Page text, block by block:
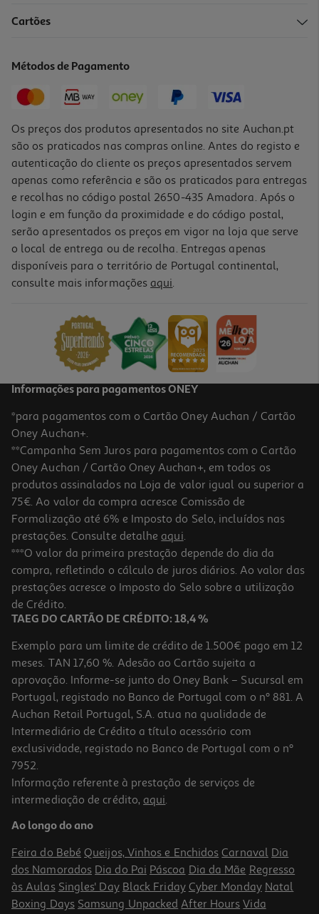
Cartões
Métodos de Pagamento
Os preços dos produtos apresentados no site Auchan.pt
são os praticados nas compras online. Antes do registo e
autenticação do cliente os preços apresentados servem
apenas como referência e são os praticados para entregas
e recolhas no código postal 2650-435 Amadora. Após o
login e em função da proximidade e do código postal,
serão apresentados os preços em vigor na loja que serve
o local de entrega ou de recolha. Entregas apenas
disponíveis para o território de Portugal continental,
consulte mais informações aqui.
Informações para pagamentos ONEY
*para pagamentos com o Cartão Oney Auchan / Cartão
Oney Auchan+.
**Campanha Sem Juros para pagamentos com o Cartão
Oney Auchan / Cartão Oney Auchan+, em todos os
produtos assinalados na Loja de valor igual ou superior a
75€. Ao valor da compra acresce Comissão de
Formalização até 6% e Imposto do Selo, incluídos nas
prestações. Consulte detalhe aqui.
***O valor da primeira prestação depende do dia da
compra, refletindo o cálculo de juros diários. Ao valor das
prestações acresce o Imposto do Selo sobre a utilização
de Crédito.
TAEG DO CARTÃO DE CRÉDITO: 18,4 %
Exemplo para um limite de crédito de 1.500€ pago em 12
meses. TAN 17,60 %. Adesão ao Cartão sujeita a
aprovação. Informe-se junto do Oney Bank – Sucursal em
Portugal, registado no Banco de Portugal com o nº 881. A
Auchan Retail Portugal, S.A. atua na qualidade de
Intermediário de Crédito a título acessório com
exclusividade, registado no Banco de Portugal com o nº
7952.
Informação referente à prestação de serviços de
intermediação de crédito, aqui.
Ao longo do ano
Feira do Bebé Queijos, Vinhos e Enchidos Carnaval Dia
dos Namorados Dia do Pai Páscoa Dia da Mãe Regresso
às Aulas Singles' Day Black Friday Cyber Monday Natal
Boxing Days Samsung Unpacked After Hours Vida